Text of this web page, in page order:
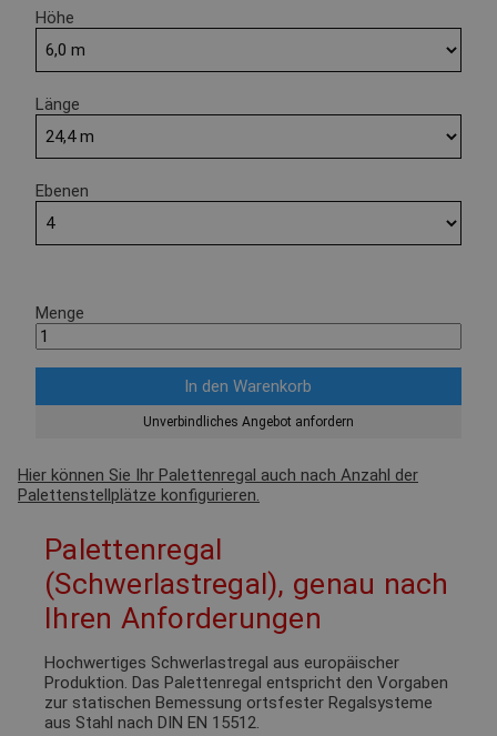
Höhe
Länge
Ebenen
Menge
Unverbindliches Angebot anfordern
Hier können Sie Ihr Palettenregal auch nach Anzahl der
Palettenstellplätze konfigurieren.
Palettenregal
(Schwerlastregal), genau nach
Ihren Anforderungen
Hochwertiges Schwerlastregal aus europäischer
Produktion. Das Palettenregal entspricht den Vorgaben
zur statischen Bemessung ortsfester Regalsysteme
aus Stahl nach DIN EN 15512.